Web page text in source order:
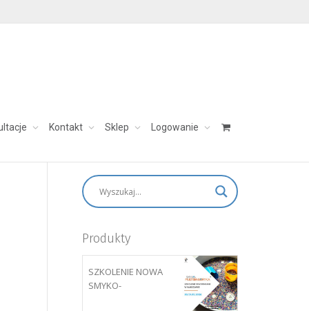
Kontakt Sklep Logowanie
skontaktuj się: aleksandra@charezinska.pl
Produkty
SZKOLENIE NOWA
SMYKO-